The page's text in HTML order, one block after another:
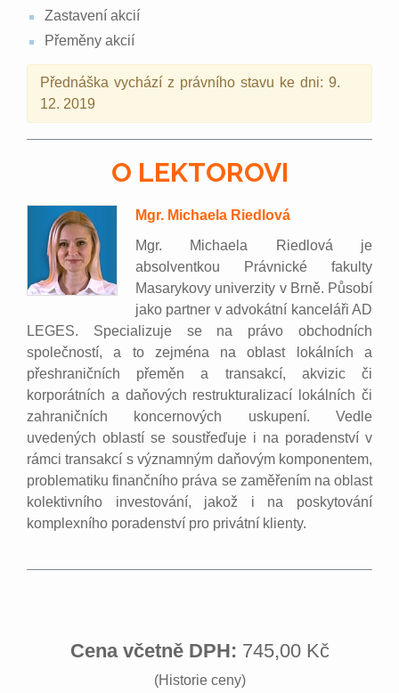
Zastavení akcií
Přeměny akcií
Přednáška vychází z právního stavu ke dni: 9.
12. 2019
O LEKTOROVI
Mgr. Michaela Riedlová
Mgr. Michaela Riedlová je
absolventkou Právnické fakulty
Masarykovy univerzity v Brně. Působí
jako partner v advokátní kanceláři AD
LEGES. Specializuje se na právo obchodních
společností, a to zejména na oblast lokálních a
přeshraničních přeměn a transakcí, akvizic či
korporátních a daňových restrukturalizací lokálních či
zahraničních koncernových uskupení. Vedle
uvedených oblastí se soustřeďuje i na poradenství v
rámci transakcí s významným daňovým komponentem,
problematiku finančního práva se zaměřením na oblast
kolektivního investování, jakož i na poskytování
komplexního poradenství pro privátní klienty.
Cena včetně DPH: 745,00 Kč
(Historie ceny)